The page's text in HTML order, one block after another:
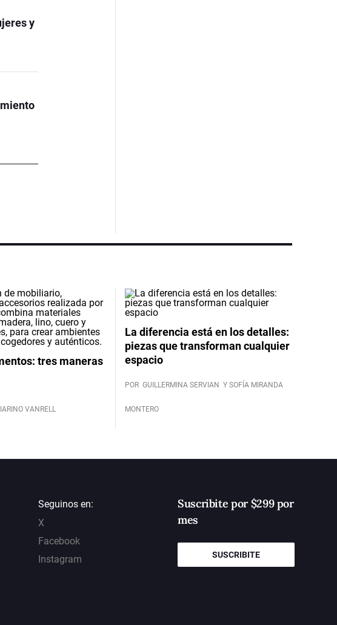
y
tres maneras
VANRELL
La diferencia está en los detalles:
piezas que transforman cualquier
espacio
POR GUILLERMINA SERVIAN Y SOFÍA MIRANDA
MONTERO
Seguinos en:
X
Facebook
Instagram
Suscribite por $299 por
mes
SUSCRIBITE